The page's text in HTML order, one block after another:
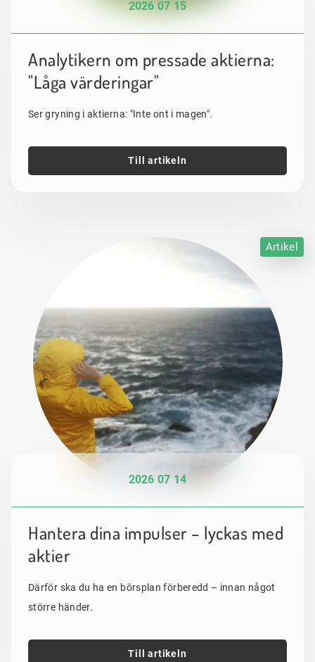
2026 07 15
Analytikern om pressade aktierna:
"Låga värderingar"
Ser gryning i aktierna: "Inte ont i magen".
Till artikeln
Artikel
2026 07 14
Hantera dina impulser – lyckas med
aktier
Därför ska du ha en börsplan förberedd – innan något
större händer.
Till artikeln